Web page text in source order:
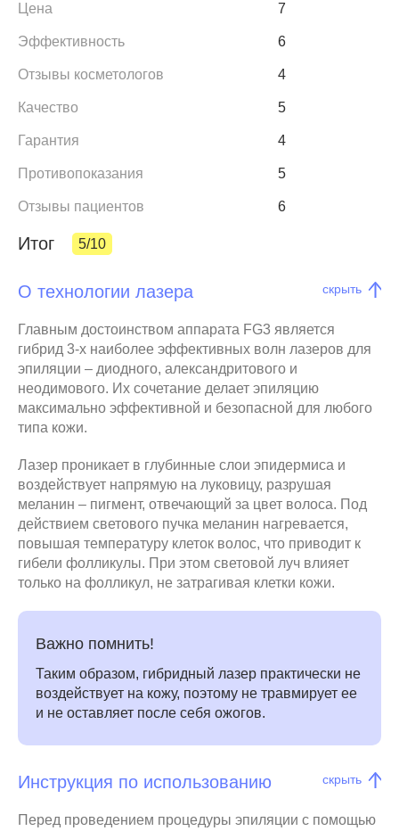
Цена 7
Эффективность 6
Отзывы косметологов 4
Качество 5
Гарантия 4
Противопоказания 5
Отзывы пациентов 6
Итог 5/10
О технологии лазера скрыть
Главным достоинством аппарата FG3 является
гибрид 3-х наиболее эффективных волн лазеров для
эпиляции – диодного, александритового и
неодимового. Их сочетание делает эпиляцию
максимально эффективной и безопасной для любого
типа кожи.
Лазер проникает в глубинные слои эпидермиса и
воздействует напрямую на луковицу, разрушая
меланин – пигмент, отвечающий за цвет волоса. Под
действием светового пучка меланин нагревается,
повышая температуру клеток волос, что приводит к
гибели фолликулы. При этом световой луч влияет
только на фолликул, не затрагивая клетки кожи.
Важно помнить!
Таким образом, гибридный лазер практически не
воздействует на кожу, поэтому не травмирует ее
и не оставляет после себя ожогов.
Инструкция по использованию скрыть
Перед проведением процедуры эпиляции с помощью